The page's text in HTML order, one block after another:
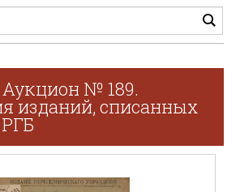
№ 189.
изданий, списанных